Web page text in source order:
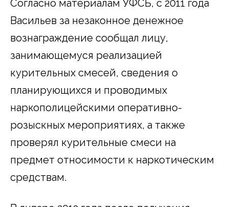
Согласно материалам УФСБ, с 2011 года
Васильев за незаконное денежное
вознаграждение сообщал лицу,
занимающемуся реализацией
курительных смесей, сведения о
планирующихся и проводимых
наркополицейскими оперативно-
розыскных мероприятиях, а также
проверял курительные смеси на
предмет относимости к наркотическим
средствам.